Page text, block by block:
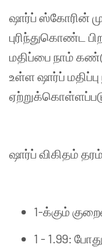
ஷார்ப் ஸ்கோரின்
புரிந்துகொண்ட
மதிப்பை நாம்
உள்ள ஷார்ப் மதிப்பு
ஷார்ப் விகிதம் தரம்
1-க்கும்
1 - 1.99: